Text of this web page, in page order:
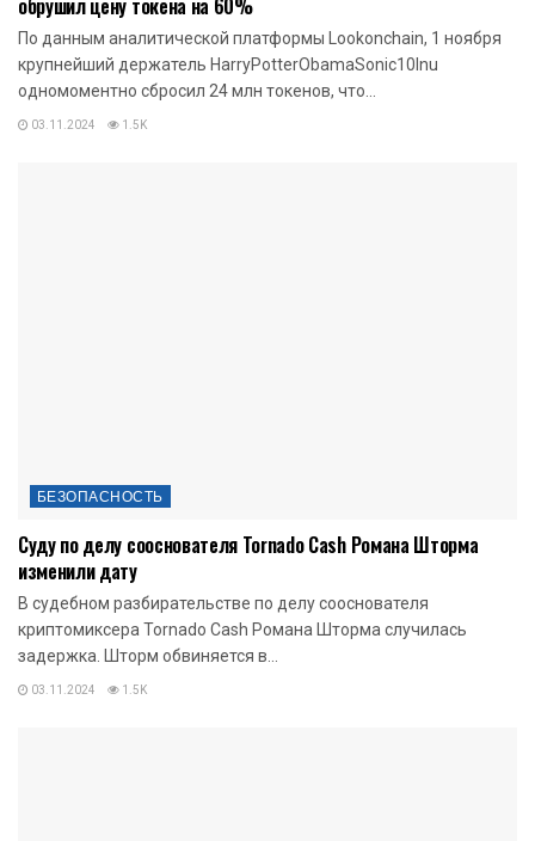
обрушил цену токена на 60%
По данным аналитической платформы Lookonchain, 1 ноября
крупнейший держатель HarryPotterObamaSonic10Inu
одномоментно сбросил 24 млн токенов, что...
03.11.2024 1.5K
БЕЗОПАСНОСТЬ
Суду по делу сооснователя Tornado Cash Романа Шторма
изменили дату
В судебном разбирательстве по делу сооснователя
криптомиксера Tornado Cash Романа Шторма случилась
задержка. Шторм обвиняется в...
03.11.2024 1.5K